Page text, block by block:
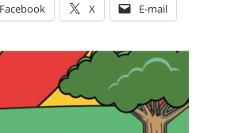
Facebook X E-mail